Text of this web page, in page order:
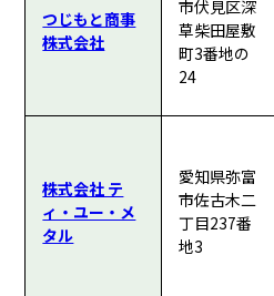
つじもと商事
株式会社
市伏見区深
草柴田屋敷
町3番地の
24
株式会社 テ
ィ・ユー・メ
タル
愛知県弥富
市佐古木二
丁目237番
地3